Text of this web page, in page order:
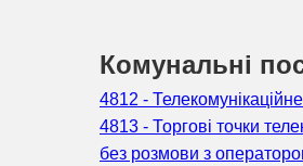
Комунальні
4812 -
4813 - Торгові точки
без розмови з